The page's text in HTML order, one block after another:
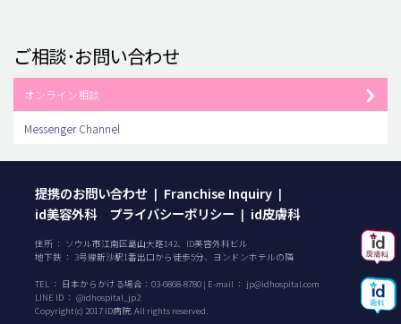
ご相談･お問い合わせ
オンライン相談
Messenger Channel
提携のお問い合わせ | Franchise Inquiry |
id美容外科 プライバシーポリシー | id皮膚科
住所 ： ソウル市江南区島山大路142、ID美容外科ビル
地下鉄 ： 3号線新沙駅1番出口から徒歩5分、ヨンドンホテルの隣
TEL ： 日本からかける場合： 03-6868-8780 | E-mail ： jp@idhospital.com
LINE ID ： @idhospital_jp2
Copyright(c) 2017 ID病院. All rights reserved.